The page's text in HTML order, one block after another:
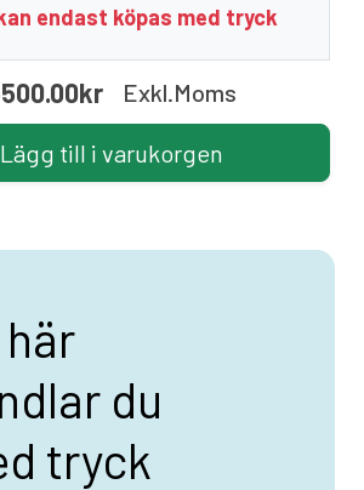
endast köpas med tryck
Exkl.moms
Lägg till i varukorgen
här
du
tryck